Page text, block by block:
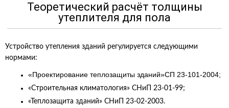
Теоретический расчёт толщины
утеплителя для пола
Устройство утепления зданий регулируется следующими
нормами:
«Проектирование теплозащиты зданий»СП 23-101-2004;
«Строительная климатология» СНиП 23-01-99;
«Теплозащита зданий» СНиП 23-02-2003.